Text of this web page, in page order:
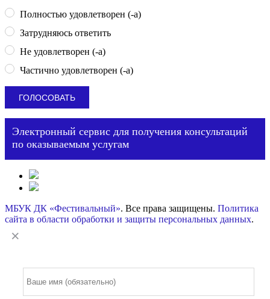
Полностью удовлетворен (-а)
Затрудняюсь ответить
Не удовлетворен (-а)
Частично удовлетворен (-а)
Электронный сервис для получения консультаций
по оказываемым услугам
МБУК ДК «Фестивальный». Все права защищены. Политика
сайта в области обработки и защиты персональных данных.